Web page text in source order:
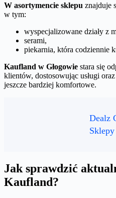
W asortymencie sklepu znajduje
w tym:
wyspecjalizowane działy z
serami,
piekarnia, która codziennie
Kaufland w Głogowie stara się
klientów, dostosowując usługi
jeszcze bardziej komfortowe.
Dealz
Jak sprawdzić
Kaufland?